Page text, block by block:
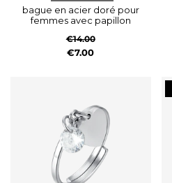
bague en acier doré pour
femmes avec papillon
€14.00
€7.00